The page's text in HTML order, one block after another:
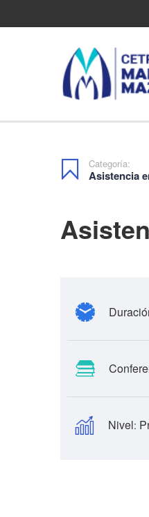
Categoría:
Asistencia
Nivel: